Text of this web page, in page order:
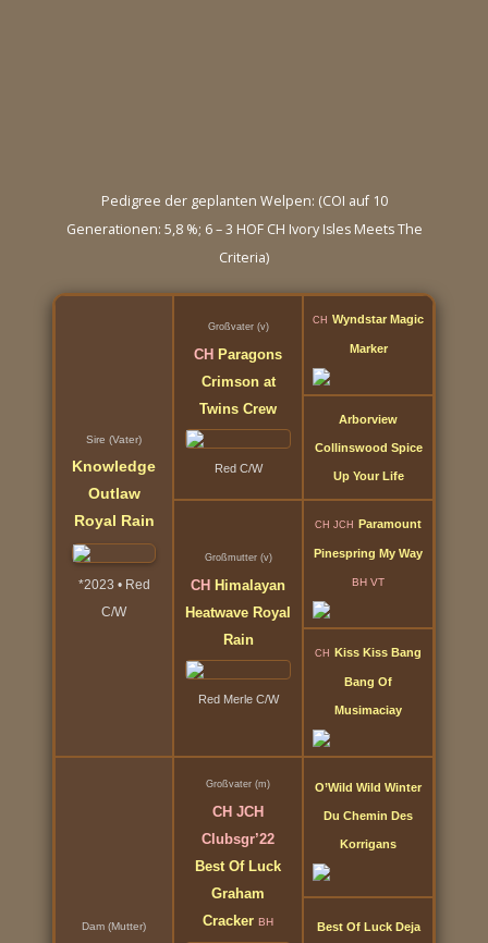
Pedigree der geplanten Welpen: (COI auf 10
Generationen: 5,8 %; 6 – 3 HOF CH Ivory Isles Meets The
Criteria)
Sire (Vater)
Knowledge
Outlaw
Royal Rain
*2023 • Red
C/W
Großvater (v)
CH Paragons
Crimson at
Twins Crew
Red C/W
CH Wyndstar Magic
Marker
Arborview
Collinswood Spice
Up Your Life
Großmutter (v)
CH Himalayan
Heatwave Royal
Rain
Red Merle C/W
CH JCH Paramount
Pinespring My Way
BH VT
CH Kiss Kiss Bang
Bang Of
Musimaciay
Dam (Mutter)
Großvater (m)
CH JCH
Clubsgr’22
Best Of Luck
Graham
Cracker BH
O’Wild Wild Winter
Du Chemin Des
Korrigans
Best Of Luck Deja